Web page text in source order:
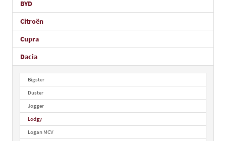
BYD
Citroën
Cupra
Dacia
Bigster
Duster
Jogger
Lodgy
Logan MCV